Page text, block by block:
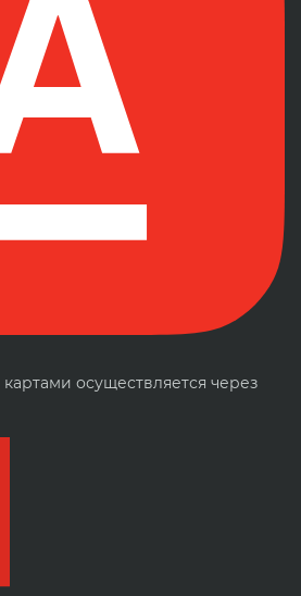
осуществляется через